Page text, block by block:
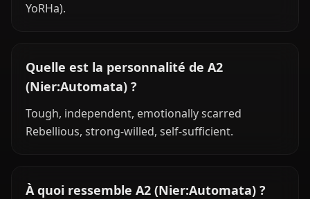
YoRHa).
Quelle est la personnalité de A2
(Nier:Automata) ?
Tough, independent, emotionally scarred
Rebellious, strong-willed, self-sufficient.
À quoi ressemble A2 (Nier:Automata) ?